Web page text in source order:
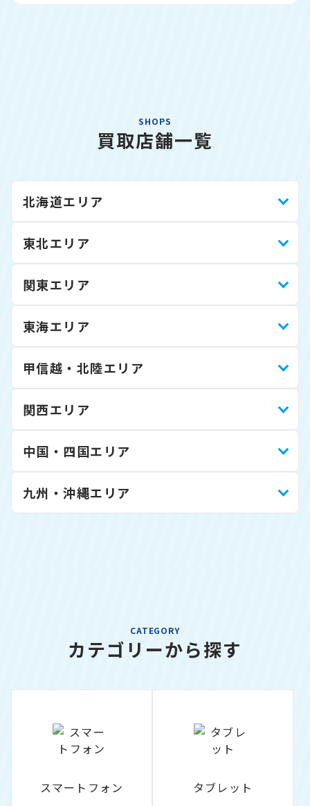
SHOPS
買取店舗一覧
北海道エリア
東北エリア
関東エリア
東海エリア
甲信越・北陸エリア
関西エリア
中国・四国エリア
九州・沖縄エリア
CATEGORY
カテゴリーから探す
スマートフォン タブレット